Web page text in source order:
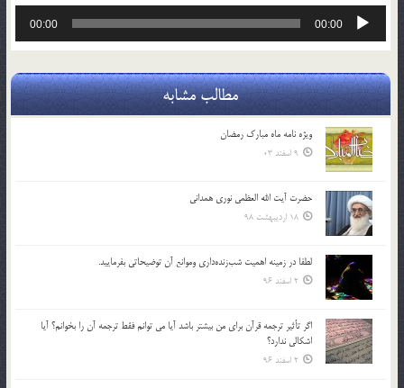
پخش‌کننده
00:00
00:00
مطالب مشابه
ویژه نامه ماه مبارک رمضان
9 اسفند 03
حضرت آیت الله العظمی نوری همدانی
18 اردیبهشت 98
لطفا در زمينه اهميت شب‌زنده‌داري وموانع آن توضيحاتي بفرماييد.
2 اسفند 96
اگر تأثير ترجمه قرآن براي من بيشتر باشد آيا مي توانم فقط ترجمه آن را بخوانم؟ آيا
اشكالي ندارد؟
2 اسفند 96